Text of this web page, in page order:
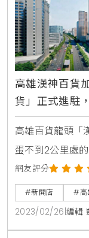
高雄漢神百貨
貨」正式進駐
逛街首選
高雄百貨龍頭「
蛋不到2公里處
駐，由富邦取得
計規劃成商辦、
部分將由漢神百
億俱樂部增添一
網友評分
#新開店 #高
2023/02/26 編輯